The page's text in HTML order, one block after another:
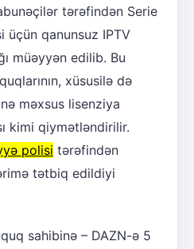
tərəfindən Serie
üçün qanunsuz IPTV
müəyyən edilib. Bu
xüsusilə də
məxsus lisenziya
kimi qiymətləndirilir.
polisi tərəfindən
tətbiq edildiyi
sahibinə – DAZN-ə 5